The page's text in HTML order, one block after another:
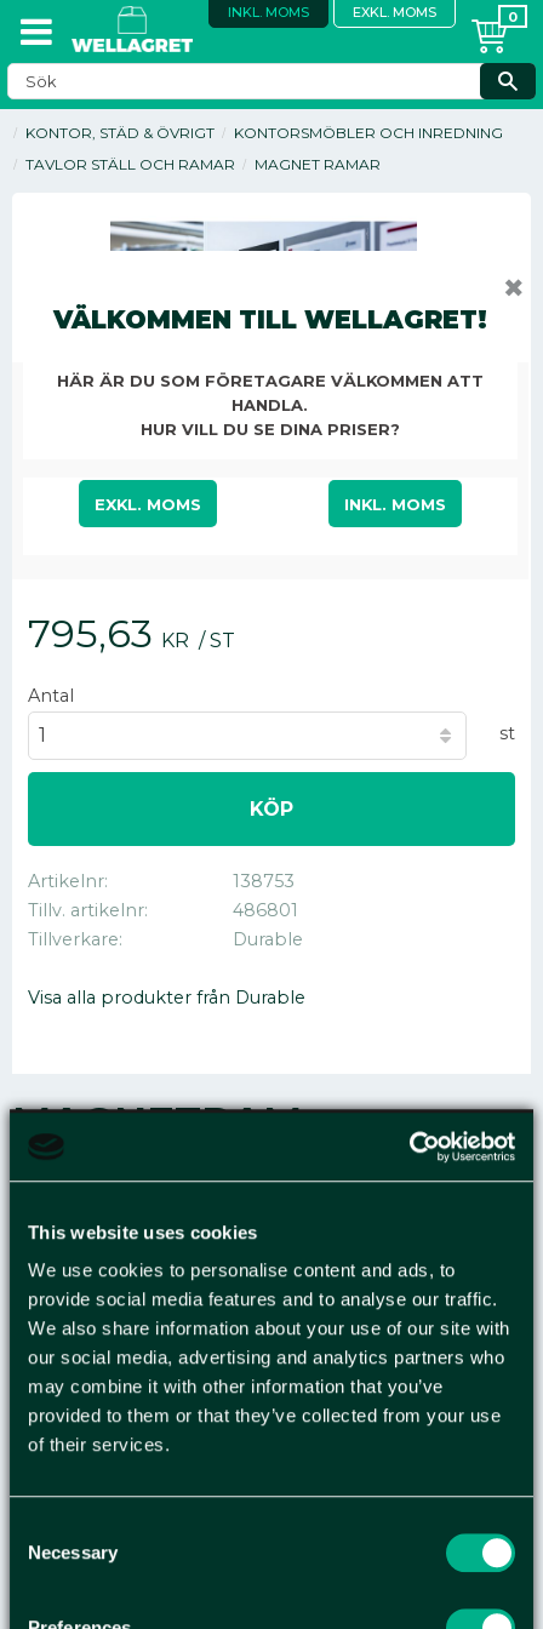
This website uses cookies
We use cookies to personalise content and ads, to
provide social media features and to analyse our traffic.
We also share information about your use of our site with
our social media, advertising and analytics partners who
may combine it with other information that you’ve
provided to them or that they’ve collected from your use
of their services.
Selection
Necessary
INKL. MOMS EXKL. MOMS
KONTOR, STÄD & ÖVRIGT
KONTORSMÖBLER OCH INREDNING
TAVLOR STÄLL OCH RAMAR
MAGNET RAMAR
795,63 KR /ST
Antal
st
KÖP
Artikelnr
138753
Tillv. artikelnr
486801
Tillverkare
Durable
Visa alla produkter från Durable
MAGNETRAM
DURAFRAME
MAGNETIC A3 SVA 5/FP
Lättanvänd, självhäftande inforam för att visa olika
typer av information på ett stilfullt sätt. Använd
magnethäftande inforamar DURAFRAME®
MAGNETIC för att visa och presentera
användarinstruktioner, maskinfakta,
medarbetarinformation och annan tillfällig eller
längs ramens kant - över dokumentet och sätt
VÄLKOMMEN TILL WELLAGRET!
HÄR ÄR DU SOM FÖRETAGARE VÄLKOMMEN ATT
HANDLA.
HUR VILL DU SE DINA PRISER?
EXKL. MOMS INKL. MOMS
✖